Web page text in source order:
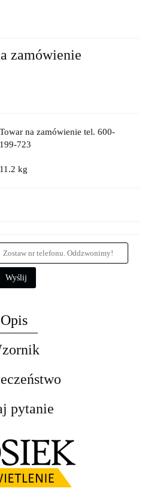
zamówienie
Towar na zamówienie tel. 600-
199-723
11.2 kg
Wyślij
Opis
pytanie